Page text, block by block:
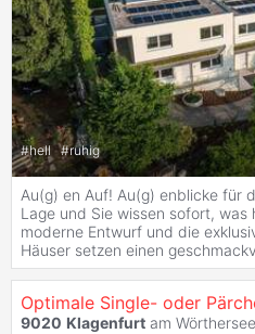
#hell #ruhig
Au(g) en Auf! Au(g) enblicke für
Lage und Sie wissen sofort,
moderne Entwurf und die
Häuser setzen einen
9020 Klagenfurt am